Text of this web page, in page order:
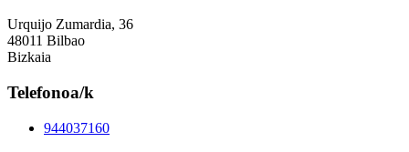
Urquijo Zumardia, 36
48011 Bilbao
Bizkaia
Telefonoa/k
944037160